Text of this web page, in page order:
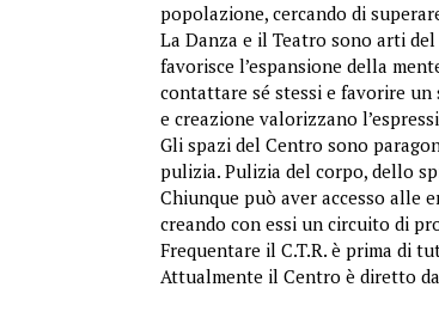
popolazione, cercando di
La Danza e il Teatro sono arti
favorisce l’espansione della
contattare sé stessi e favorire un
e creazione valorizzano
Gli spazi del Centro sono
pulizia. Pulizia del corpo, dello
Chiunque può aver accesso alle
creando con essi un circuito di
Frequentare il C.T.R. è prima di
Attualmente il Centro è diretto